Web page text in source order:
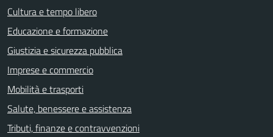
Cultura e tempo libero
Educazione e formazione
Giustizia e sicurezza pubblica
Imprese e commercio
Mobilità e trasporti
Salute, benessere e assistenza
Tributi, finanze e contravvenzioni